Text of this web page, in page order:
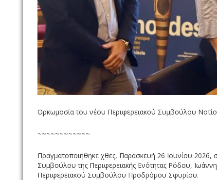
Ορκωμοσία του νέου Περιφερειακού Συμβούλου
~~~~~~~~~~~~
Πραγματοποιήθηκε χθες, Παρασκευή 26 Ιουνίου 2026,
Συμβούλου της Περιφερειακής Ενότητας Ρόδου,
Περιφερειακού Συμβούλου Προδρόμου Σφυρίου.